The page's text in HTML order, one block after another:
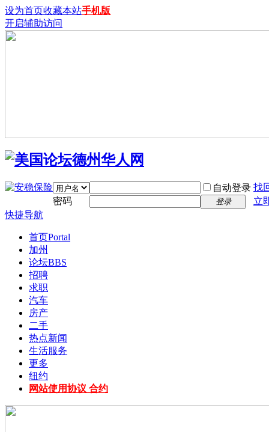
设为首页收藏本站手机版
开启辅助访问
自动登录 找
密码
登录
立
快捷导航
首页Portal
加州
论坛BBS
招聘
求职
汽车
房产
二手
热点新闻
生活服务
更多
纽约
网站使用协议 合约